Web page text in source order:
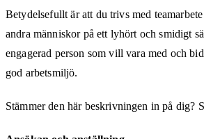
Betydelsefullt är att du trivs med
andra människor på ett lyhört och smidigt
engagerad person som vill vara med och
god arbetsmiljö.
Stämmer den här beskrivningen in på dig?